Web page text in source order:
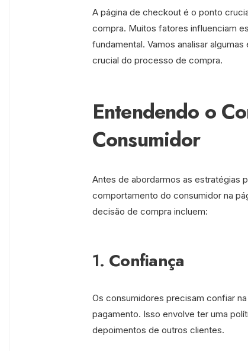
A página de checkout é o ponto
compra. Muitos fatores influenciam
fundamental. Vamos analisar
crucial do processo de compra.
Entendendo o
Consumidor
Antes de abordarmos as estratégias
comportamento do consumidor na
decisão de compra incluem:
1. Confiança
Os consumidores precisam confiar
pagamento. Isso envolve ter uma
depoimentos de outros clientes.